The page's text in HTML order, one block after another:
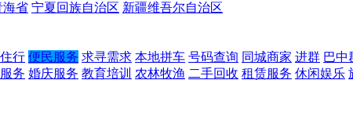
海省 宁夏回族自治区 新疆维吾尔自治区
行 便民服务 求寻需求 本地拼车 号码查询 同城商家 进群 巴中
务 婚庆服务 教育培训 农林牧渔 二手回收 租赁服务 休闲娱乐